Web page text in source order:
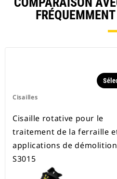
Cisailles
Cisaille rotative pour le
traitement de la ferraille
applications de démolition
S3015